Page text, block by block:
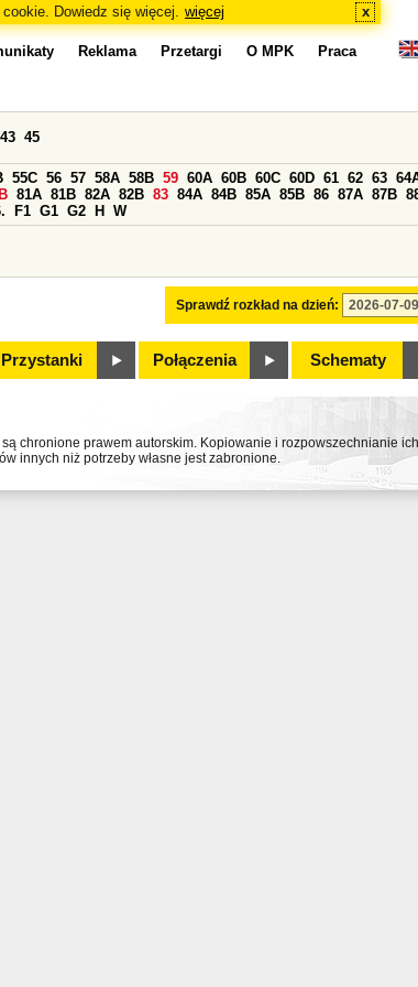
Dowiedz się więcej. więcej x
Reklama Przetargi O MPK Praca
Sprawdź rozkład na dzień:
43 45
55C 56 57 58A 58B 59 60A 60B 60C 60D 61 62 63
81A 81B 82A 82B 83 84A 84B 85A 85B 86 87A 87B
F1 G1 G2 H W
Przystanki Połączenia Schematy
chronione prawem autorskim. Kopiowanie i rozpowszechnianie
innych niż potrzeby własne jest zabronione.